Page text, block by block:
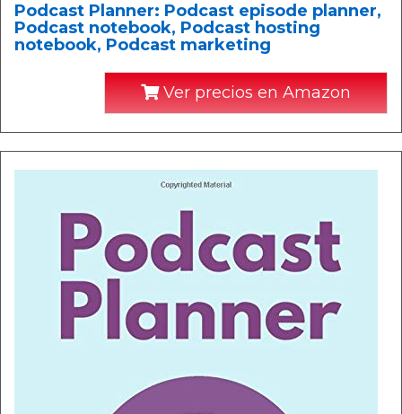
Podcast Planner: Podcast episode planner,
Podcast notebook, Podcast hosting
notebook, Podcast marketing
Ver precios en Amazon